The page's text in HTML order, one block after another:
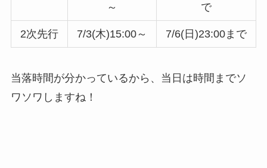
～
で
2次先行 7/3(木)15:00～ 7/6(日)23:00まで
当落時間が分かっているから、当日は時間までソ
ワソワしますね！